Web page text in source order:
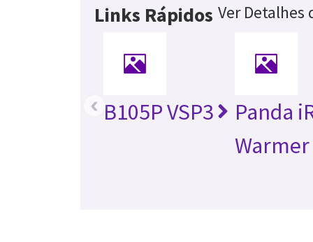
Links Rápidos Ver
B105P VSP3
Panda
Warmer
‹